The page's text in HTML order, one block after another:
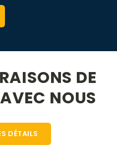
DE
NOUS
DÉTAILS